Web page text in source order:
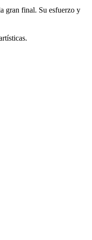
gran final. Su esfuerzo y